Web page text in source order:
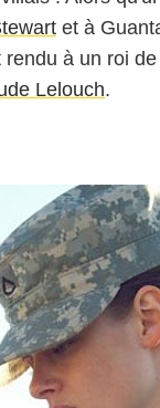
et à
à un roi
Lelouch.